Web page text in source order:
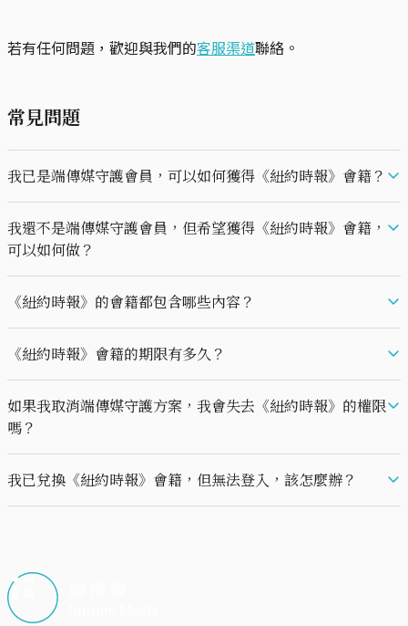
若有任何問題，歡迎與我們的客服渠道聯絡。
常見問題
我已是端傳媒守護會員，可以如何獲得《紐約時報》會籍？
請直接前往「領取守護禮」頁面點擊獲得兌換連結。兌換碼為一次性
使用，不可與《紐約時報》其它優惠合併，無現金或儲值價值，每人
限兌換一組。
會籍，請與客服聯繫。
我還不是端傳媒守護會員，但希望獲得《紐約時報》會籍，
可以如何做？
後直接前往「領取守護禮」頁面點擊獲得兌換連結。兌換碼為一次性
使用，不可與《紐約時報》其它優惠合併，無現金或儲值價值，每人
限兌換一組。
《紐約時報》的會籍都包含哪些內容？
Games、Cooking、Audio、Wirecutter 與 The Athletic。
《紐約時報》會籍的期限有多久？
訂閱端傳媒，便可以獲得下一年的《紐約時報》會籍權限。
如果我取消端傳媒守護方案，我會失去《紐約時報》的權限
嗎？
直到你在端傳媒的訂閱到期。如果你在端傳媒訂閱到期，未成功續
費，你的《紐約時報》存取權限將同步終止。請勿在會籍到期前更換
我已兌換《紐約時報》會籍，但無法登入，該怎麼辦？